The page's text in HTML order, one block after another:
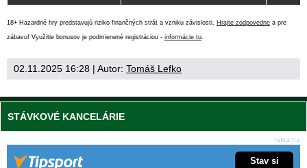
18+ Hazardné hry predstavujú riziko finančných strát a vzniku závislosti. Hrajte zodpovedne a pre
zábavu! Využitie bonusov je podmienené registráciou - informácie tu.
02.11.2025 16:28 | Autor: Tomáš Lefko
STÁVKOVÉ KANCELÁRIE
Stav si